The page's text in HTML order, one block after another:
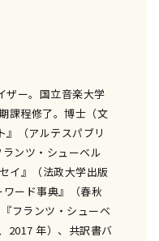
ザー。国立音楽大学
課程修了。博士（文
』（アルテスパブリ
ンツ・シューベル
イ』（法政大学出版
ード事典』（春秋
フランツ・シューベ
2017 年）、共訳書バ